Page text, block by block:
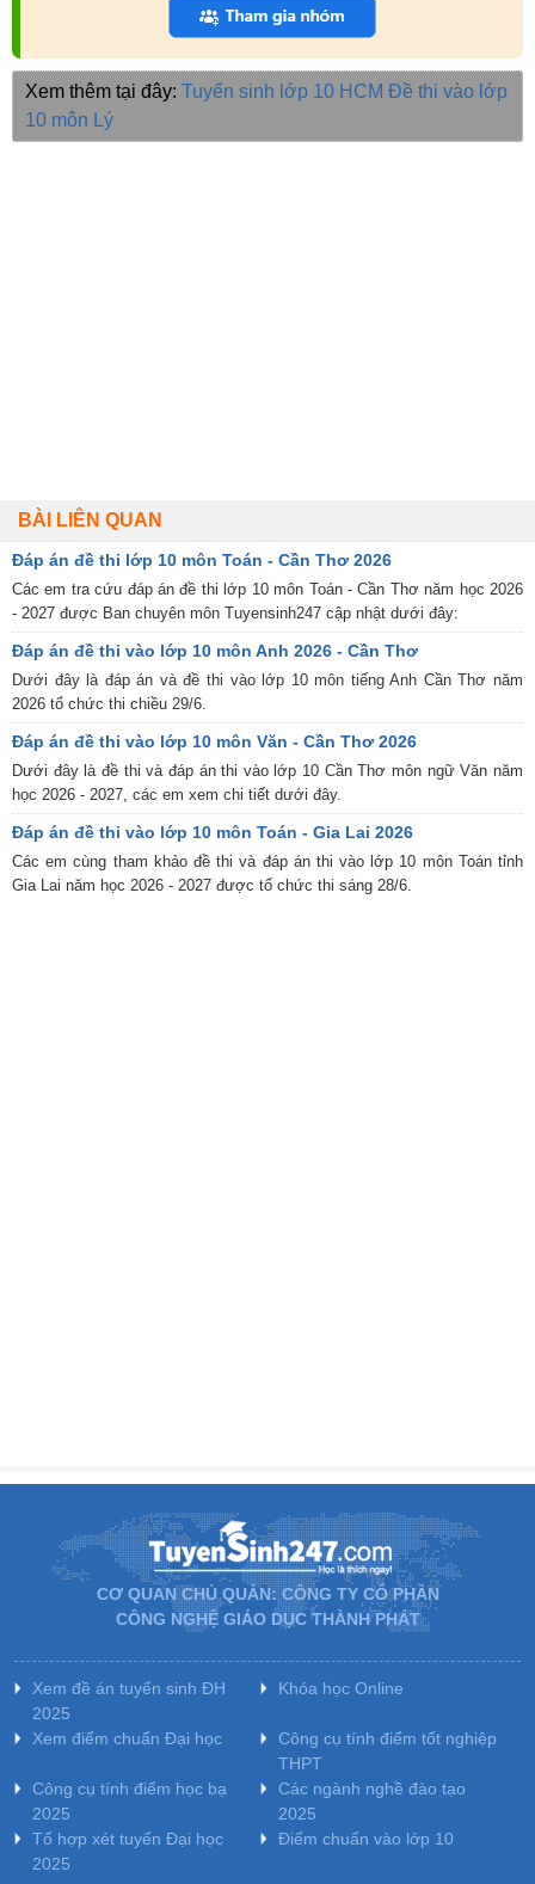
Xem thêm tại đây: Tuyển sinh lớp 10 HCM Đề thi vào lớp
10 môn Lý
BÀI LIÊN QUAN
Đáp án đề thi lớp 10 môn Toán - Cần Thơ 2026
Các em tra cứu đáp án đề thi lớp 10 môn Toán - Cần Thơ năm học 2026
- 2027 được Ban chuyên môn Tuyensinh247 cập nhật dưới đây:
Đáp án đề thi vào lớp 10 môn Anh 2026 - Cần Thơ
Dưới đây là đáp án và đề thi vào lớp 10 môn tiếng Anh Cần Thơ năm
2026 tổ chức thi chiều 29/6.
Đáp án đề thi vào lớp 10 môn Văn - Cần Thơ 2026
Dưới đây là đề thi và đáp án thi vào lớp 10 Cần Thơ môn ngữ Văn năm
học 2026 - 2027, các em xem chi tiết dưới đây.
Đáp án đề thi vào lớp 10 môn Toán - Gia Lai 2026
Các em cùng tham khảo đề thi và đáp án thi vào lớp 10 môn Toán tỉnh
Gia Lai năm học 2026 - 2027 được tổ chức thi sáng 28/6.
CƠ QUAN CHỦ QUẢN: CÔNG TY CỔ PHẦN
CÔNG NGHỆ GIÁO DỤC THÀNH PHÁT
Xem đề án tuyển sinh ĐH
2025
Khóa học Online
Xem điểm chuẩn Đại học
Công cụ tính điểm tốt nghiệp
THPT
Công cụ tính điểm học bạ
2025
Các ngành nghề đào tạo
2025
Tổ hợp xét tuyển Đại học
2025
Điểm chuẩn vào lớp 10